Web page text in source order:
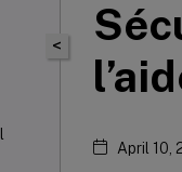
<
April 10,